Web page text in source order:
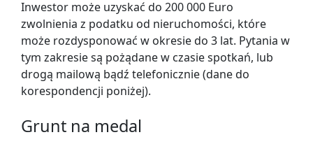
Inwestor może uzyskać do 200 000 Euro
zwolnienia z podatku od nieruchomości, które
może rozdysponować w okresie do 3 lat. Pytania w
tym zakresie są pożądane w czasie spotkań, lub
drogą mailową bądź telefonicznie (dane do
korespondencji poniżej).
Grunt na medal